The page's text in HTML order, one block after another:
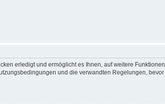
erledigt und ermöglicht es Ihnen, auf weitere
und die verwandten Regelungen,